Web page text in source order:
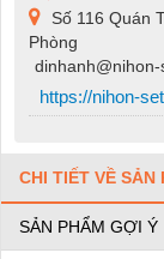
Số 116 Quán
Phòng
dinhanh@nihon-
https://nihon-
CHI TIẾT VỀ SẢN
SẢN PHẨM GỢI Ý